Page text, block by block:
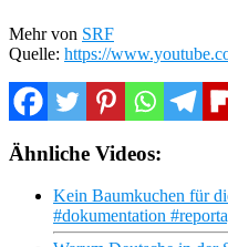
Mehr von SRF
Quelle: https://
Ähnliche Videos:
Kein Baumkuchen für
#dokumentation